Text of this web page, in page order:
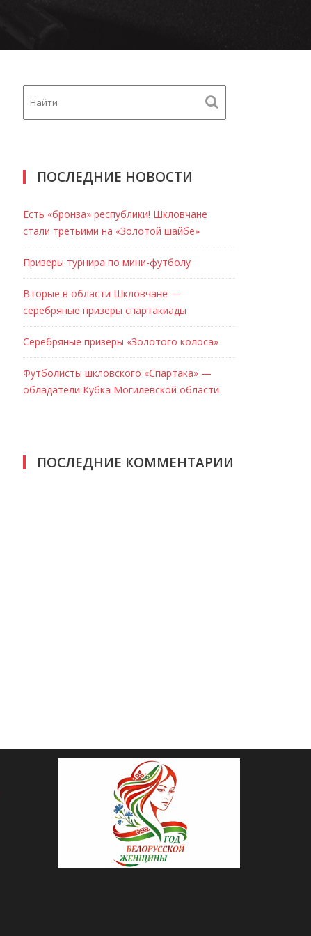
ПОСЛЕДНИЕ НОВОСТИ
Есть «бронза» республики! Шкловчане
стали третьими на «Золотой шайбе»
Призеры турнира по мини-футболу
Вторые в области Шкловчане —
серебряные призеры спартакиады
Серебряные призеры «Золотого колоса»
Футболисты шкловского «Спартака» —
обладатели Кубка Могилевской области
ПОСЛЕДНИЕ КОММЕНТАРИИ